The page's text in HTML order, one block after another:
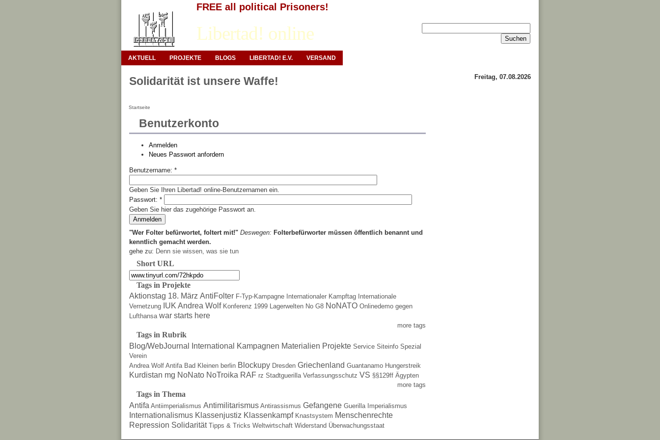
FREE all political Prisoners!
Libertad! online
AKTUELL PROJEKTE BLOGS LIBERTAD! E.V. VERSAND
Solidarität ist unsere Waffe! Freitag, 07.08.2026
Startseite
Benutzerkonto
Anmelden
Neues Passwort anfordern
Benutzername: *
Geben Sie Ihren Libertad! online-Benutzernamen ein.
Passwort: *
Geben Sie hier das zugehörige Passwort an.
"Wer Folter befürwortet, foltert mit!" Deswegen: Folterbefürworter müssen öffentlich benannt und
kenntlich gemacht werden.
gehe zu: Denn sie wissen, was sie tun
Short URL
Tags in Projekte
Aktionstag 18. März AntiFolter F-Typ-Kampagne Internationaler Kampftag Internationale
Vernetzung IUK Andrea Wolf Konferenz 1999 Lagerwelten No G8 NoNATO Onlinedemo gegen
Lufthansa war starts here
more tags
Tags in Rubrik
Blog/WebJournal International Kampagnen Materialien Projekte Service Siteinfo Spezial
Verein
Andrea Wolf Antifa Bad Kleinen berlin Blockupy Dresden Griechenland Guantanamo Hungerstreik
Kurdistan mg NoNato NoTroika RAF rz Stadtguerilla Verfassungsschutz VS §§129ff Ägypten
more tags
Tags in Thema
Antifa Antiimperialismus Antimilitarismus Antirassismus Gefangene Guerilla Imperialismus
Internationalismus Klassenjustiz Klassenkampf Knastsystem Menschenrechte
Repression Solidarität Tipps & Tricks Weltwirtschaft Widerstand Überwachungsstaat